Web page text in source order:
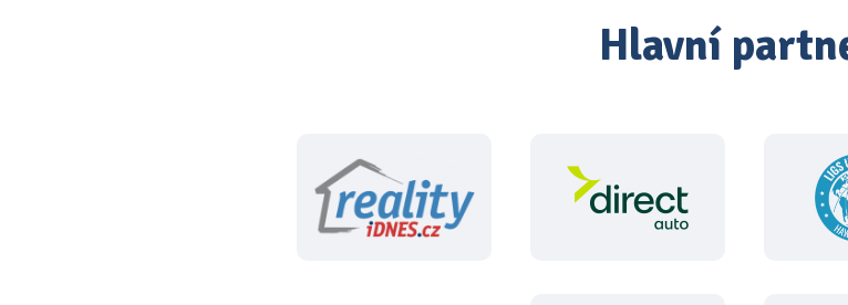
Hlavní